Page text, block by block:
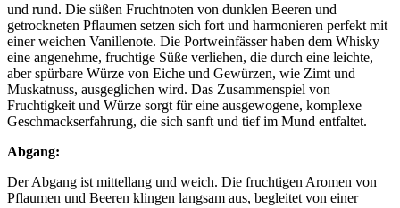
und rund. Die süßen Fruchtnoten von dunklen Beeren und
getrockneten Pflaumen setzen sich fort und harmonieren perfekt mit
einer weichen Vanillenote. Die Portweinfässer haben dem Whisky
eine angenehme, fruchtige Süße verliehen, die durch eine leichte,
aber spürbare Würze von Eiche und Gewürzen, wie Zimt und
Muskatnuss, ausgeglichen wird. Das Zusammenspiel von
Fruchtigkeit und Würze sorgt für eine ausgewogene, komplexe
Geschmackserfahrung, die sich sanft und tief im Mund entfaltet.
Abgang:
Der Abgang ist mittellang und weich. Die fruchtigen Aromen von
Pflaumen und Beeren klingen langsam aus, begleitet von einer